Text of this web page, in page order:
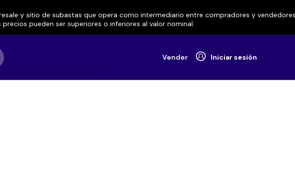
y sitio de subastas que opera como intermediario entre compradores y
precios pueden ser superiores o inferiores al valor nominal.
Vender Iniciar sesión